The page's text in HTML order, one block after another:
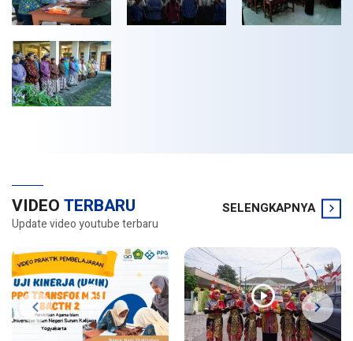
VIDEOTERBARU
Update video youtube terbaru
SELENGKAPNYA